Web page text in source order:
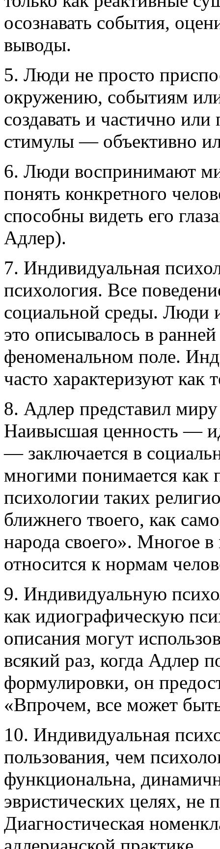
осознавать события,
выводы.
5. Люди не просто
окружению, событиям
создавать и частично
стимулы — объективно
6. Люди воспринимают
понять конкретного
способны видеть его
Адлер).
7. Индивидуальная
психология. Все
социальной среды. Люди
это описывалось в
феноменальном поле.
часто характеризуют как
8. Адлер представил
Наивысшая ценность —
— заключается в
многими понимается как
психологии таких
ближнего твоего, как
народа своего». Многое
относится к нормам
9. Индивидуальную
как идиографическую
описания могут
всякий раз, когда Адлер
формулировки, он
«Впрочем, все может
10. Индивидуальная
пользования, чем
функциональна,
эвристических целях, не
Диагностическая